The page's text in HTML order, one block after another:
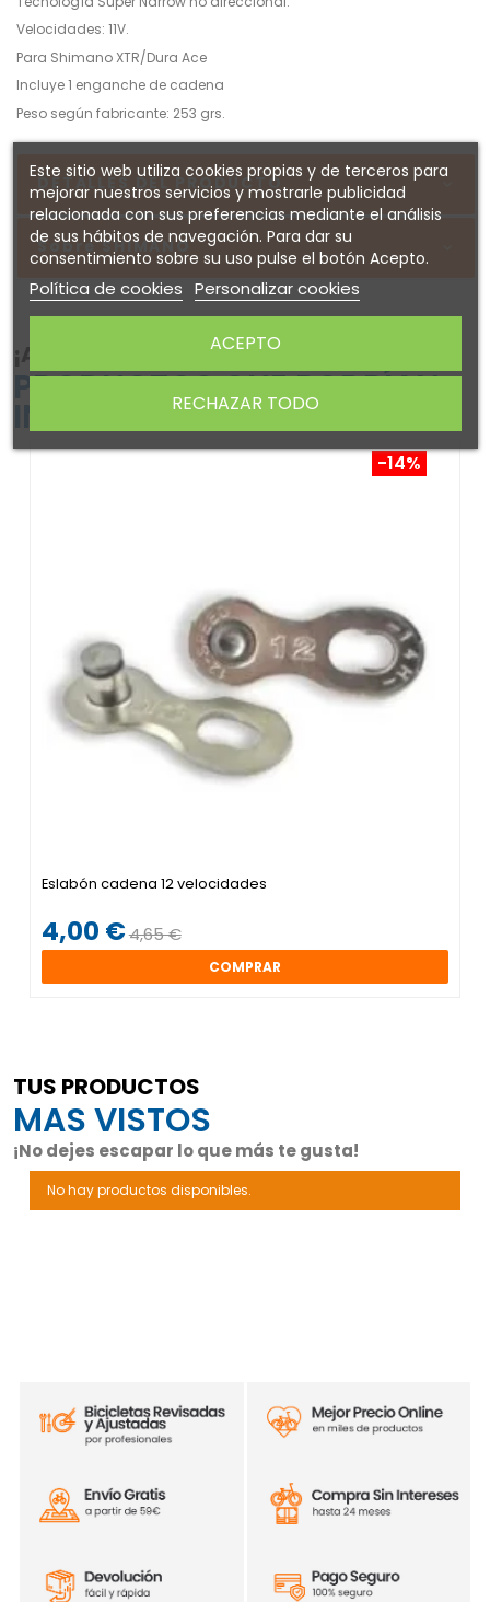
Velocidades: 11V.
Para Shimano XTR/Dura Ace
Incluye 1 enganche de cadena
Peso según fabricante: 253 grs.
DETALLES DEL PRODUCTO
Sobre SHIMANO
¡ATENTO! AQUÍ TE DEJAMOS ALGUNOS
PRODUCTOS QUE PODRÍAN
INTERESARTE
-14%
Eslabón cadena 12 velocidades
4,00 €4,65 €
COMPRAR
TUS PRODUCTOS
MAS VISTOS
¡No dejes escapar lo que más te gusta!
No hay productos disponibles.
Este sitio web utiliza cookies propias y de terceros para
mejorar nuestros servicios y mostrarle publicidad
relacionada con sus preferencias mediante el análisis
de sus hábitos de navegación. Para dar su
consentimiento sobre su uso pulse el botón Acepto.
Política de cookies Personalizar cookies
RECHAZAR TODO
ACEPTO